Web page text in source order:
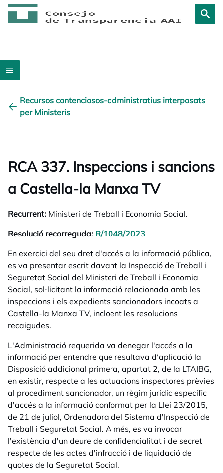
Recursos contenciosos-administratius interposats
per Ministeris
RCA 337. Inspeccions i sancions
a Castella-la Manxa TV
Recurrent: Ministeri de Treball i Economia Social.
Resolució recorreguda: R/1048/2023
En exercici del seu dret d'accés a la informació pública,
es va presentar escrit davant la Inspecció de Treball i
Seguretat Social del Ministeri de Treball i Economia
Social, sol·licitant la informació relacionada amb les
inspeccions i els expedients sancionadors incoats a
Castella-la Manxa TV, incloent les resolucions
recaigudes.
L'Administració requerida va denegar l'accés a la
informació per entendre que resultava d'aplicació la
Disposició addicional primera, apartat 2, de la LTAIBG,
en existir, respecte a les actuacions inspectores prèvies
al procediment sancionador, un règim jurídic específic
d'accés a la informació conformat per la Llei 23/2015,
de 21 de juliol, Ordenadora del Sistema d'Inspecció de
Treball i Seguretat Social. A més, es va invocar
l'existència d'un deure de confidencialitat i de secret
respecte de les actes d'infracció i de liquidació de
quotes de la Seguretat Social.